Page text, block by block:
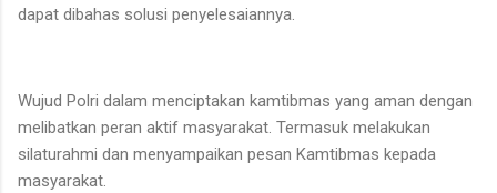
dapat dibahas solusi penyelesaiannya.
Wujud Polri dalam menciptakan kamtibmas yang aman dengan
melibatkan peran aktif masyarakat. Termasuk melakukan
silaturahmi dan menyampaikan pesan Kamtibmas kepada
masyarakat.